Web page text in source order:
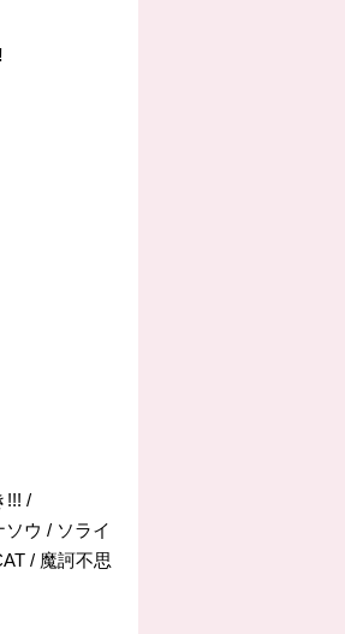
!!! /
ウ / ソライ
/ 魔訶不思